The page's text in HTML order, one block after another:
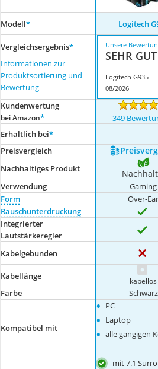
Modell* Logitech
Vergleichsergebnis*
Informationen zur
Produktsortierung und
Bewertung
Unsere
SEHR GUT
Logitech G935
08/2026
Kundenwertung
bei Amazon* 349
Erhältlich bei*
Preis­vergleich
Nachhaltiges Produkt
Verwendung Gaming
Form
Over-Ear
Rauschunterdrückung
Integrierter
Lautstärkeregler
Kabelgebunden
Kabellänge kabellos
Farbe Schwarz
Kompatibel mit
• PC
• Laptop
• alle gängigen
mit 7.1